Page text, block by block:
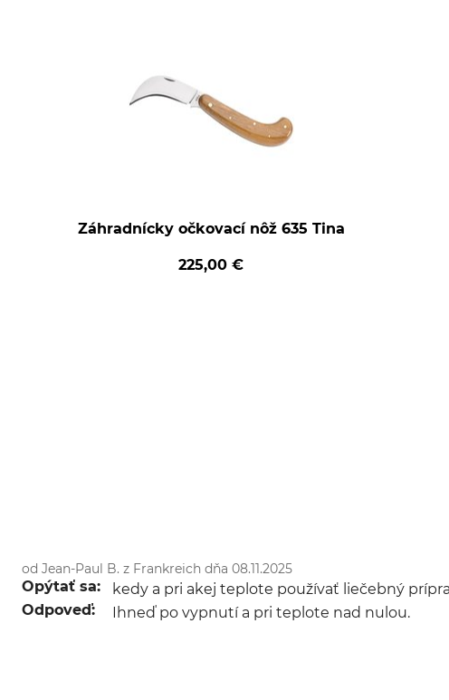
Záhradnícky očkovací nôž 635 Tina
225,00 €
od Jean-Paul B. z Frankreich dňa 08.11.2025
Opýtať sa:
kedy a pri akej teplote používať liečebný
Odpoveď:
Ihneď po vypnutí a pri teplote nad nulou.